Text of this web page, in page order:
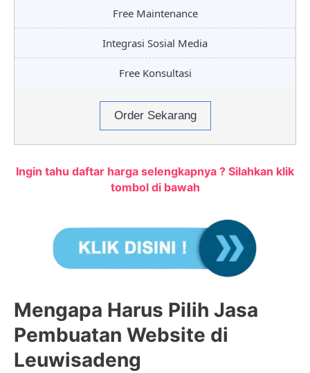
Free Maintenance
Integrasi Sosial Media
Free Konsultasi
Order Sekarang
Ingin tahu daftar harga selengkapnya ? Silahkan klik
tombol di bawah
Mengapa Harus Pilih Jasa
Pembuatan Website di
Leuwisadeng